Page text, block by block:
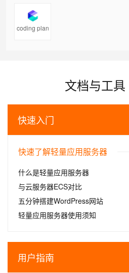
coding plan
文档与工具
快速入门
快速了解轻量应用服务器
什么是轻量应用服务器
与云服务器ECS对比
五分钟搭建WordPress网站
轻量应用服务器使用须知
用户指南